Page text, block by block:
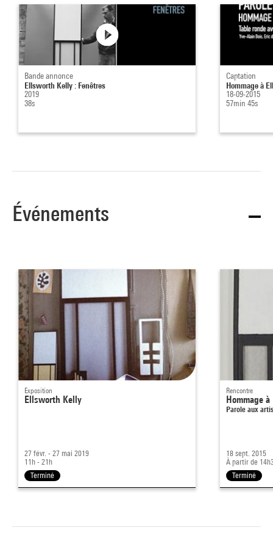
Bande annonce
Ellsworth Kelly : Fenêtres
2019
38s
Captation
Hommage à
18-09-2015
57min 45s
Événements
Exposition
Ellsworth Kelly
27 févr. - 27 mai 2019
11h - 21h
Terminé
Rencontre
Hommage
Parole aux
18 sept. 2015
À partir de
Terminé